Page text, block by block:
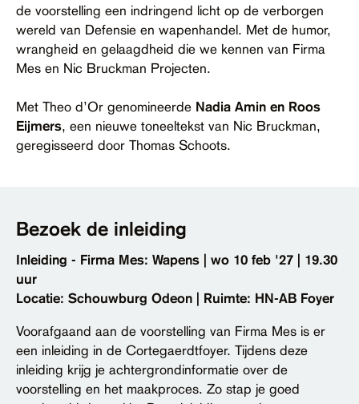
de voorstelling een indringend licht op de verborgen
wereld van Defensie en wapenhandel. Met de humor,
wrangheid en gelaagdheid die we kennen van Firma
Mes en Nic Bruckman Projecten.
Met Theo d’Or genomineerde Nadia Amin en Roos
Eijmers, een nieuwe toneeltekst van Nic Bruckman,
geregisseerd door Thomas Schoots.
Bezoek de inleiding
Inleiding - Firma Mes: Wapens | wo 10 feb '27 | 19.30
uur
Locatie: Schouwburg Odeon | Ruimte: HN-AB Foyer
Voorafgaand aan de voorstelling van Firma Mes is er
een inleiding in de Cortegaerdtfoyer. Tijdens deze
inleiding krijg je achtergrondinformatie over de
voorstelling en het maakproces. Zo stap je goed